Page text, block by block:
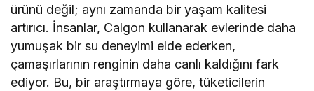
ürünü değil; aynı zamanda bir yaşam kalitesi
artırıcı. İnsanlar, Calgon kullanarak evlerinde daha
yumuşak bir su deneyimi elde ederken,
çamaşırlarının renginin daha canlı kaldığını fark
ediyor. Bu, bir araştırmaya göre, tüketicilerin